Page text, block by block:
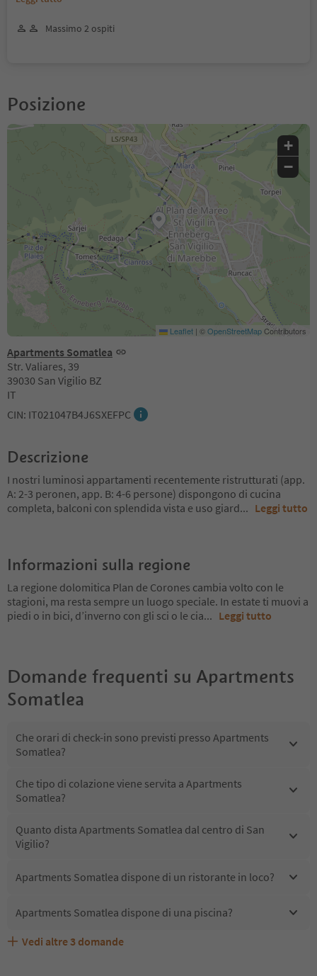
Massimo 2 ospiti
Posizione
Apartments Somatlea
Str. Valiares, 39
39030 San Vigilio BZ
IT
CIN: IT021047B4J6SXEFPC
+
−
Leaflet | ©OpenStreetMapContributors
Descrizione
I nostri luminosi appartamenti recentemente ristrutturati (app.
A: 2-3 peronen, app. B: 4-6 persone) dispongono di cucina
completa, balconi con splendida vista e uso giard... Leggi tutto
Informazioni sulla regione
La regione dolomitica Plan de Corones cambia volto con le
stagioni, ma resta sempre un luogo speciale. In estate ti muovi a
piedi o in bici, d’inverno con gli sci o le cia... Leggi tutto
Domande frequenti su Apartments
Somatlea
Che orari di check-in sono previsti presso Apartments
Somatlea?
Che tipo di colazione viene servita a Apartments
Somatlea?
Quanto dista Apartments Somatlea dal centro di San
Vigilio?
Apartments Somatlea dispone di un ristorante in loco?
Apartments Somatlea dispone di una piscina?
Apartments Somatlea accetta animali domestici?
Quali servizi/attività sono disponibili presso Apartments
Gli ospiti di Apartments Somatlea ricevono l'Alto Adige
Vedi altre 3 domande